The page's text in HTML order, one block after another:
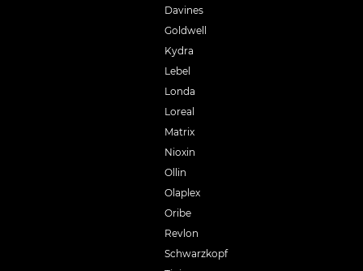
Davines
Goldwell
Kydra
Lebel
Londa
Loreal
Matrix
Nioxin
Ollin
Olaplex
Oribe
Revlon
Schwarzkopf